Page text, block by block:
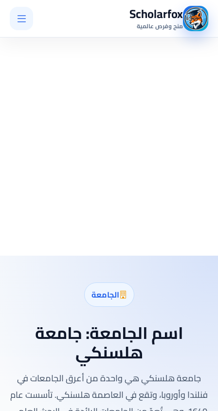
Scholarfox
منح وفرص عالمية
الجامعة
اسم الجامعة:جامعة
هلسنكي
جامعة هلسنكي هي واحدة من أعرق الجامعات في
فنلندا وأوروبا، وتقع في العاصمة هلسنكي. تأسست عام